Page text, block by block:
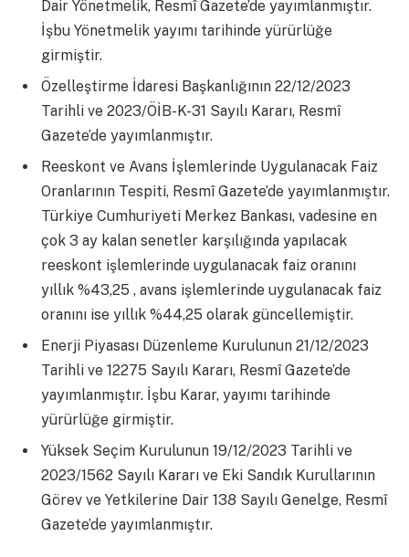
Dair Yönetmelik, Resmî Gazete’de yayımlanmıştır.
İşbu Yönetmelik yayımı tarihinde yürürlüğe
girmiştir.
Özelleştirme İdaresi Başkanlığının 22/12/2023
Tarihli ve 2023/ÖİB-K-31 Sayılı Kararı, Resmî
Gazete’de yayımlanmıştır.
Reeskont ve Avans İşlemlerinde Uygulanacak Faiz
Oranlarının Tespiti, Resmî Gazete’de yayımlanmıştır.
Türkiye Cumhuriyeti Merkez Bankası, vadesine en
çok 3 ay kalan senetler karşılığında yapılacak
reeskont işlemlerinde uygulanacak faiz oranını
yıllık %43,25 , avans işlemlerinde uygulanacak faiz
oranını ise yıllık %44,25 olarak güncellemiştir.
Enerji Piyasası Düzenleme Kurulunun 21/12/2023
Tarihli ve 12275 Sayılı Kararı, Resmî Gazete’de
yayımlanmıştır. İşbu Karar, yayımı tarihinde
yürürlüğe girmiştir.
Yüksek Seçim Kurulunun 19/12/2023 Tarihli ve
2023/1562 Sayılı Kararı ve Eki Sandık Kurullarının
Görev ve Yetkilerine Dair 138 Sayılı Genelge, Resmî
Gazete’de yayımlanmıştır.